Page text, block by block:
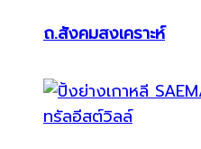
ถ.สังคมสงเคราะห์